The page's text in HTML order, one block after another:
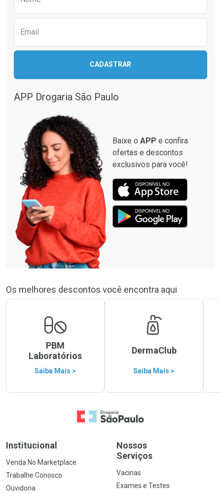
Email
CADASTRAR
APP Drogaria São Paulo
Baixe o APP e confira
ofertas e descontos
exclusivos para você!
Os melhores descontos você encontra aqui
PBM
Laboratórios
Saiba Mais >
DermaClub
Saiba Mais >
Ir para a Home
Institucional
Venda No Marketplace
Trabalhe Conosco
Ouvidoria
Nossos
Serviços
Vacinas
Exames e Testes